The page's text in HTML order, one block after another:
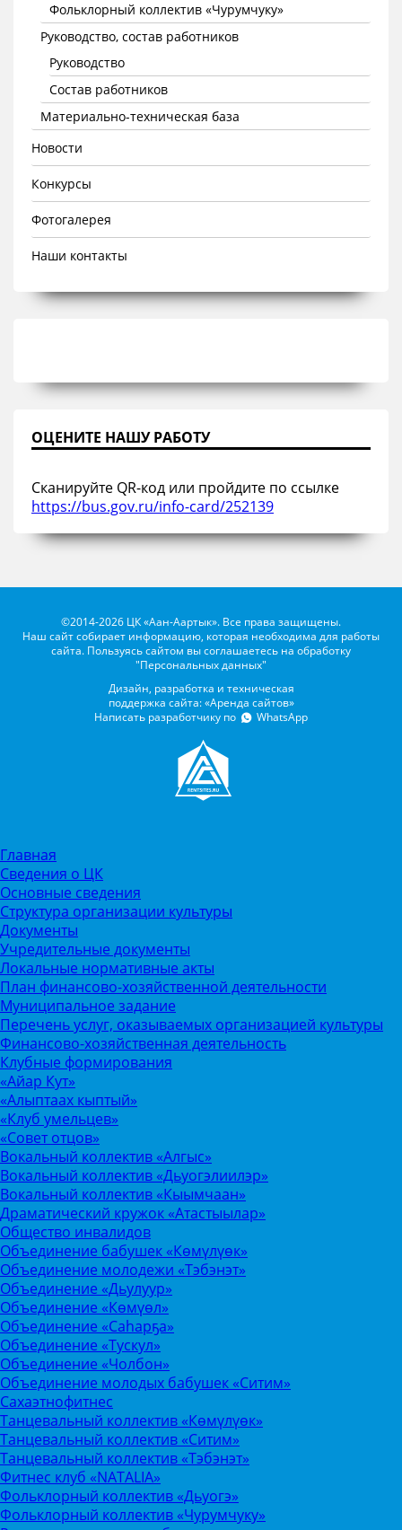
Фольклорный коллектив «Чурумчуку»
Руководство, состав работников
Руководство
Состав работников
Материально-техническая база
Новости
Конкурсы
Фотогалерея
Наши контакты
ОЦЕНИТЕ НАШУ РАБОТУ
Сканируйте QR-код или пройдите по ссылке
https://bus.gov.ru/info-card/252139
©2014-2026 ЦК «Аан-Аартык». Все права защищены.
Наш сайт собирает информацию, которая необходима для работы
сайта. Пользуясь сайтом вы соглашаетесь на обработку
"Персональных данных"
Дизайн, разработка и техническая
поддержка сайта: «Аренда сайтов»
Написать разработчику по
WhatsApp
Главная
Сведения о ЦК
Основные сведения
Структура организации культуры
Документы
Учредительные документы
Локальные нормативные акты
План финансово-хозяйственной деятельности
Муниципальное задание
Перечень услуг, оказываемых организацией культуры
Финансово-хозяйственная деятельность
Клубные формирования
«Айар Кут»
«Алыптаах кыптый»
«Клуб умельцев»
«Совет отцов»
Вокальный коллектив «Алгыс»
Вокальный коллектив «Дьуогэлиилэр»
Вокальный коллектив «Кыымчаан»
Драматический кружок «Атастыылар»
Общество инвалидов
Объединение бабушек «Көмүлүөк»
Объединение молодежи «Тэбэнэт»
Объединение «Дьулуур»
Объединение «Көмүөл»
Объединение «Саhарҕа»
Объединение «Тускул»
Объединение «Чолбон»
Объединение молодых бабушек «Ситим»
Сахаэтнофитнес
Танцевальный коллектив «Көмүлүөк»
Танцевальный коллектив «Ситим»
Танцевальный коллектив «Тэбэнэт»
Фитнес клуб «NATALIA»
Фольклорный коллектив «Дьуогэ»
Фольклорный коллектив «Чурумчуку»